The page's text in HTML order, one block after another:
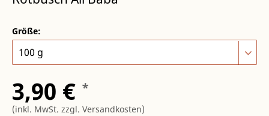
Größe:
3,90 € *
(inkl. MwSt. zzgl. Versandkosten)